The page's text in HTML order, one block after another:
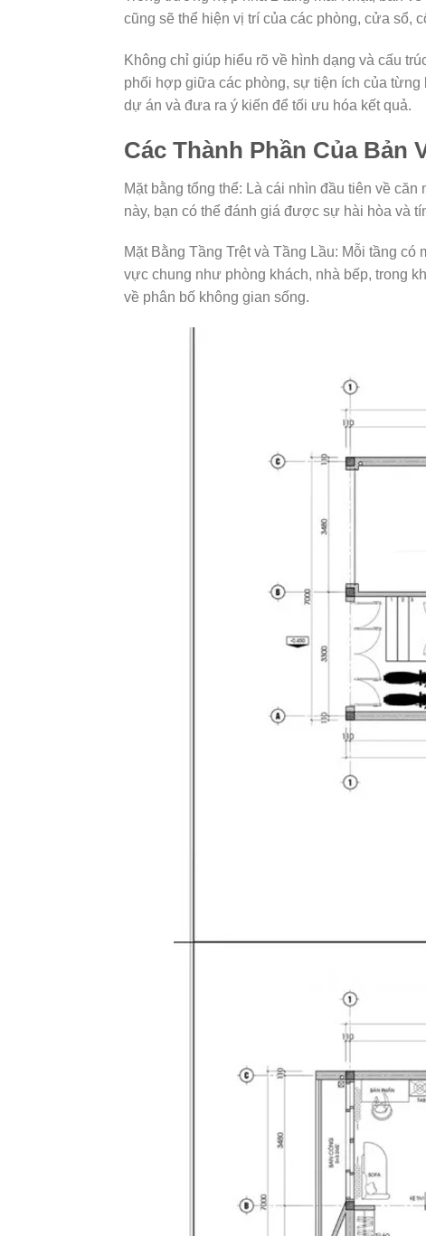
cũng sẽ thể hiện vị trí của các phòng, cửa sổ,
Không chỉ giúp hiểu rõ về hình dạng và cấu
phối hợp giữa các phòng, sự tiện ích của
dự án và đưa ra ý kiến để tối ưu hóa kết quả.
Các Thành Phần Của Bản
Mặt bằng tổng thể: Là cái nhìn đầu tiên về
này, bạn có thể đánh giá được sự hài hòa và
Mặt Bằng Tầng Trệt và Tầng Lầu: Mỗi tầng
vực chung như phòng khách, nhà bếp, trong
về phân bố không gian sống.